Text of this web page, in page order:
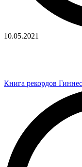
10.05.2021
Книга рекордов